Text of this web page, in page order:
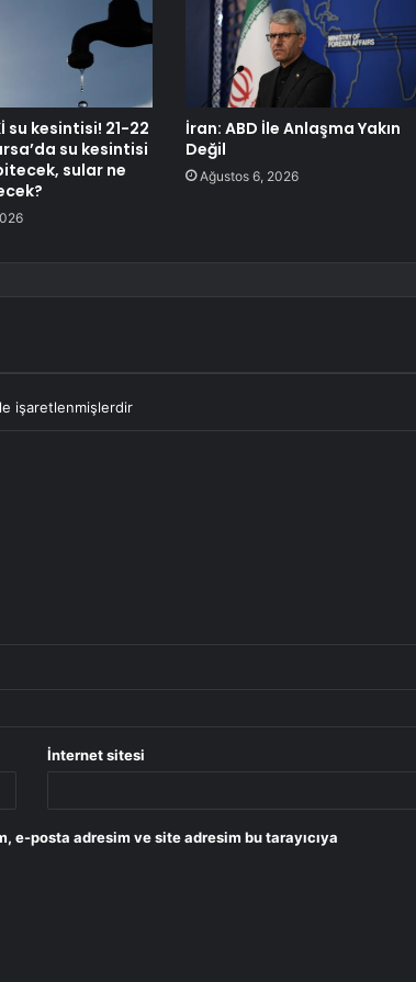
su kesintisi! 21-22
su kesintisi
sular ne
İran: ABD İle Anlaşma Yakın
Değil
Ağustos 6, 2026
işaretlenmişlerdir
İnternet sitesi
e-posta adresim ve site adresim bu tarayıcıya